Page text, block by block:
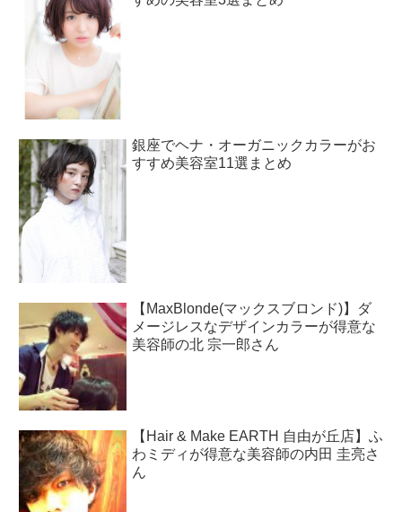
銀座でヘナ・オーガニックカラーがお
すすめ美容室11選まとめ
【MaxBlonde(マックスブロンド)】ダ
メージレスなデザインカラーが得意な
美容師の北 宗一郎さん
【Hair & Make EARTH 自由が丘店】ふ
わミディが得意な美容師の内田 圭亮さ
ん